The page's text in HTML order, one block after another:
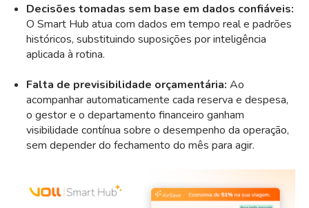
Decisões tomadas sem base em dados confiáveis:
O Smart Hub atua com dados em tempo real e padrões
históricos, substituindo suposições por inteligência
aplicada à rotina.
Falta de previsibilidade orçamentária: Ao
acompanhar automaticamente cada reserva e despesa,
o gestor e o departamento financeiro ganham
visibilidade contínua sobre o desempenho da operação,
sem depender do fechamento do mês para agir.